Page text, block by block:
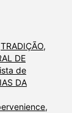
TRADIÇÃO,
DE
de
DA